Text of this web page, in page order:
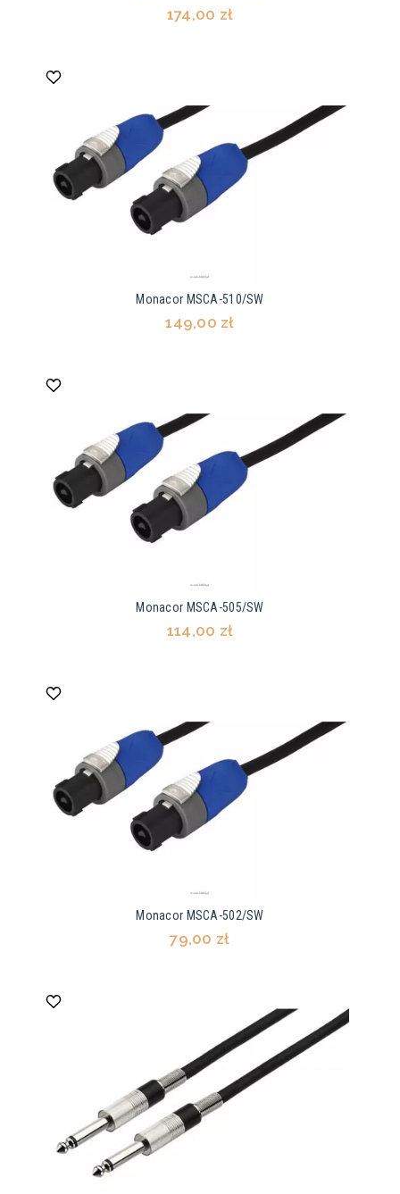
174,00 zł
Monacor MSCA-510/SW
149,00 zł
Monacor MSCA-505/SW
114,00 zł
Monacor MSCA-502/SW
79,00 zł